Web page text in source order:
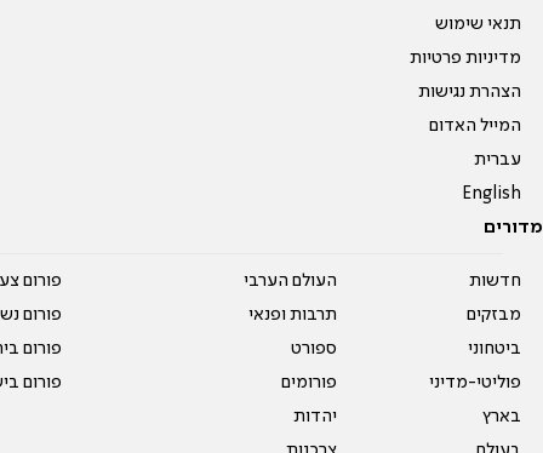
תנאי שימוש
מדיניות פרטיות
הצהרת נגישות
המייל האדום
עברית
English
מדורים
חדשות
מבזקים
ביטחוני
פוליטי-מדיני
בארץ
העולם הערבי
תרבות ופנאי
ספורט
פורומים
יהדות
פורום
פורום
פורום
פורום